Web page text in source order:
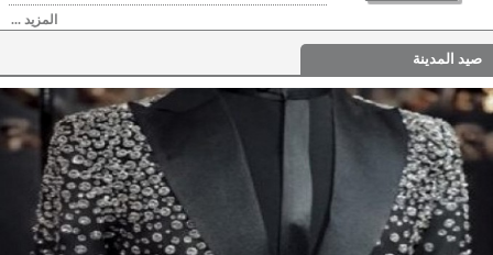
المزيد ...
صيد المدينة